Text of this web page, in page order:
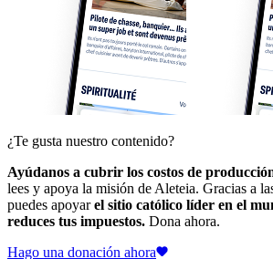
¿Te gusta nuestro contenido?
Ayúdanos a cubrir los costos de
lees y apoya la misión de Aleteia. Gracias a
puedes apoyarel sitio católico líder en el
reduces tus impuestos. Dona ahora.
Hago una donación ahora